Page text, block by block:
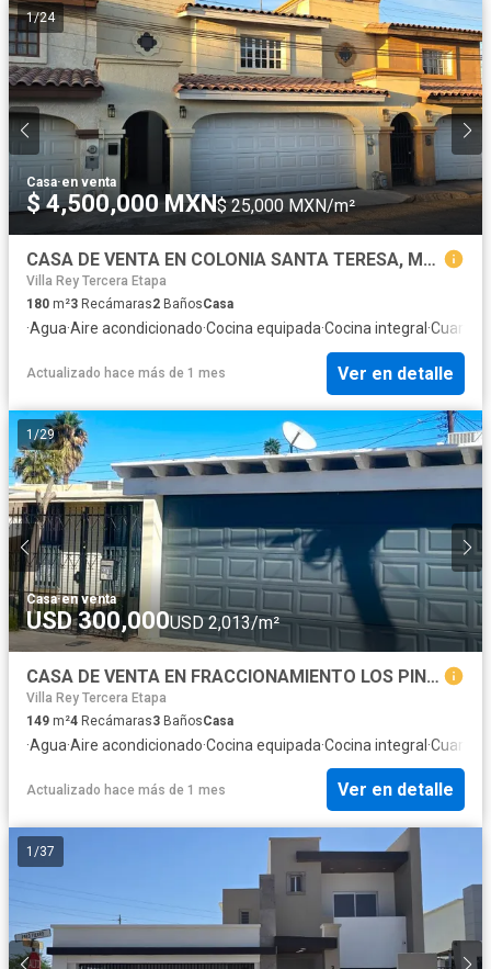
1/24
Casa·en venta
$ 4,500,000 MXN$ 25,000 MXN/m²
CASA DE VENTA EN COLONIA SANTA TERESA, MEXICALI
Villa Rey Tercera Etapa
180 m²3 Recámaras2 BañosCasa
·Agua·Aire acondicionado·Cocina equipada·Cocina integral ·Cuarto
Actualizado hace más de 1 mes Ver en detalle
1 /29
Casa·en venta
USD 300,000USD 2,013/m²
CASA DE VENTA EN FRACCIONAMIENTO LOS PINOS, MEXICALI
Villa Rey Tercera Etapa
149 m²4 Recámaras3 BañosCasa
·Agua·Aire acondicionado·Cocina equipada·Cocina integral ·Cuarto
Actualizado hace más de 1 mes Ver en detalle
1 /37